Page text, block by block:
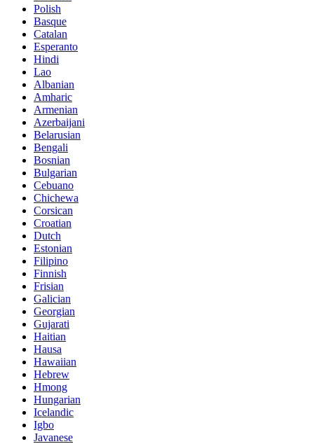
Polish
Basque
Catalan
Esperanto
Hindi
Lao
Albanian
Amharic
Armenian
Azerbaijani
Belarusian
Bengali
Bosnian
Bulgarian
Cebuano
Chichewa
Corsican
Croatian
Dutch
Estonian
Filipino
Finnish
Frisian
Galician
Georgian
Gujarati
Haitian
Hausa
Hawaiian
Hebrew
Hmong
Hungarian
Icelandic
Igbo
Javanese